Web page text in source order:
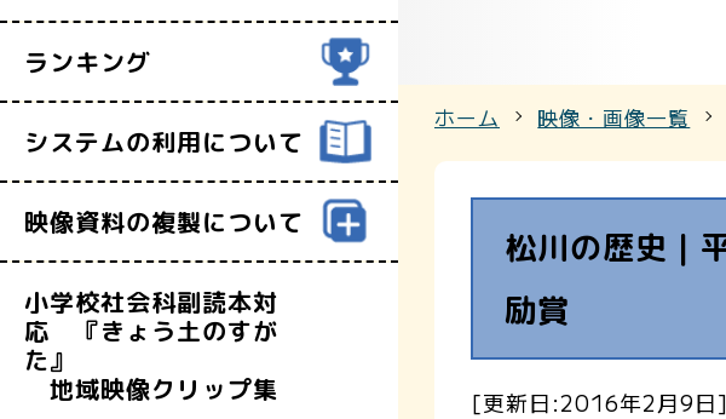
ランキング
システムの利用について
映像資料の複製について
小学校社会科副読本対
応 『きょう土のすが
た』
地域映像クリップ集
ホーム 映像・画像一覧
松川の歴史｜
励賞
[更新日:2016年2月9日]